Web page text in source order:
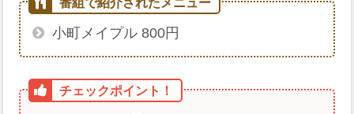
小町メイプル 800円